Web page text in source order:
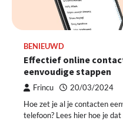
BENIEUWD
Effectief online
eenvoudige stappen
Frincu 20/03/2024
Hoe zet je al je contacten
telefoon? Lees hier hoe je